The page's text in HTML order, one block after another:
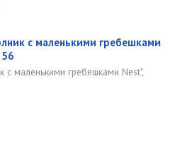
с маленькими гребешками
маленькими гребешками Nest",